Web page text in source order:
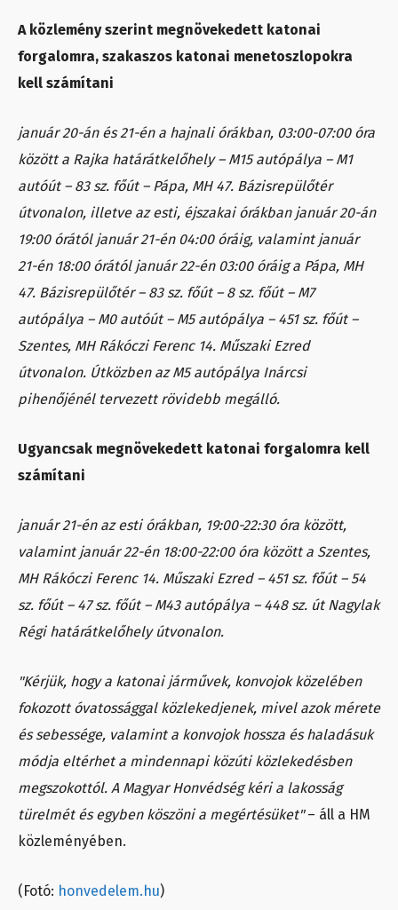
A közlemény szerint megnövekedett katonai
forgalomra, szakaszos katonai menetoszlopokra
kell számítani
január 20-án és 21-én a hajnali órákban, 03:00-07:00 óra
között a Rajka határátkelőhely – M15 autópálya – M1
autóút – 83 sz. főút – Pápa, MH 47. Bázisrepülőtér
útvonalon, illetve az esti, éjszakai órákban január 20-án
19:00 órától január 21-én 04:00 óráig, valamint január
21-én 18:00 órától január 22-én 03:00 óráig a Pápa, MH
47. Bázisrepülőtér – 83 sz. főút – 8 sz. főút – M7
autópálya – M0 autóút – M5 autópálya – 451 sz. főút –
Szentes, MH Rákóczi Ferenc 14. Műszaki Ezred
útvonalon. Útközben az M5 autópálya Inárcsi
pihenőjénél tervezett rövidebb megálló.
Ugyancsak megnövekedett katonai forgalomra kell
számítani
január 21-én az esti órákban, 19:00-22:30 óra között,
valamint január 22-én 18:00-22:00 óra között a Szentes,
MH Rákóczi Ferenc 14. Műszaki Ezred – 451 sz. főút – 54
sz. főút – 47 sz. főút – M43 autópálya – 448 sz. út Nagylak
Régi határátkelőhely útvonalon.
"Kérjük, hogy a katonai járművek, konvojok közelében
fokozott óvatossággal közlekedjenek, mivel azok mérete
és sebessége, valamint a konvojok hossza és haladásuk
módja eltérhet a mindennapi közúti közlekedésben
megszokottól. A Magyar Honvédség kéri a lakosság
türelmét és egyben köszöni a megértésüket"– áll a HM
közleményében.
(Fotó: honvedelem.hu)